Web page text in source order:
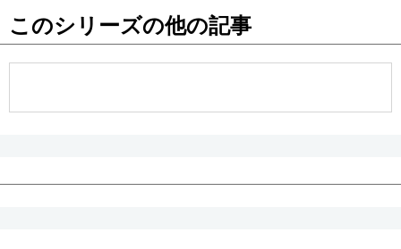
お知らせ
このシリーズの他の記事